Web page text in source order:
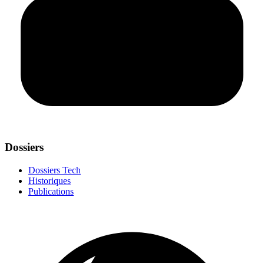
Dossiers
Dossiers Tech
Historiques
Publications